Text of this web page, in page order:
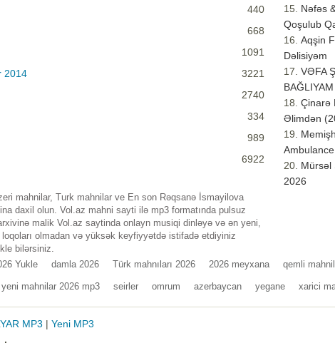
440
668
1091
2014
3221
2740
334
989
6922
mahnilar, Turk mahnilar ve En son Rəqsanə İsmayilova
daxil olun. Vol.az mahni sayti ilə mp3 formatında pulsuz
malik Vol.az saytinda onlayn musiqi dinləyə və ən yeni,
olmadan və yüksək keyfiyyətdə istifadə etdiyiniz
bilərsiniz.
Nəfəs
Qoşulub
Aqşin
Dəlisiyəm
VƏFA
Çinarə
Əlimdən
Mürsəl
2026
Yukle damla 2026 Türk mahnıları 2026 2026 meyxana qemli
yeni mahnilar 2026 mp3 seirler omrum azerbaycan yegane xarici
MP3 | Yeni MP3